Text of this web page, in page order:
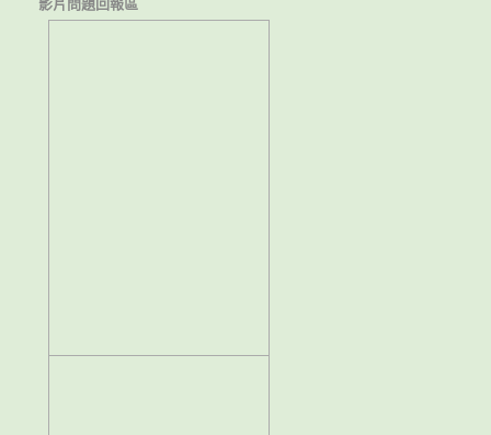
影片問題回報區